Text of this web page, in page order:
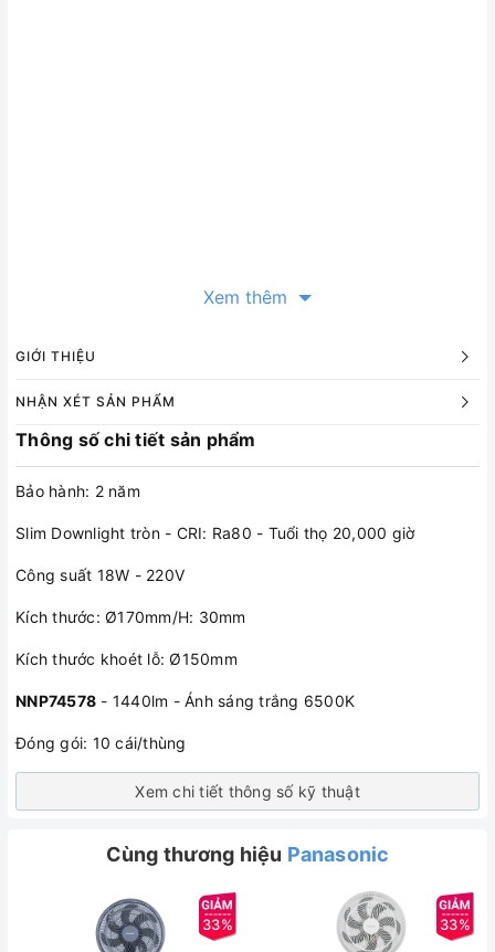
Xem thêm
GIỚI THIỆU
NHẬN XÉT SẢN PHẨM
Thông số chi tiết sản phẩm
Bảo hành: 2 năm
Slim Downlight tròn - CRI: Ra80 - Tuổi thọ 20,000 giờ
Công suất 18W - 220V
Kích thước: Ø170mm/H: 30mm
Kích thước khoét lỗ: Ø150mm
NNP74578 - 1440lm - Ánh sáng trắng 6500K
Đóng gói: 10 cái/thùng
Xem chi tiết thông số kỹ thuật
Cùng thương hiệu Panasonic
33% 33%